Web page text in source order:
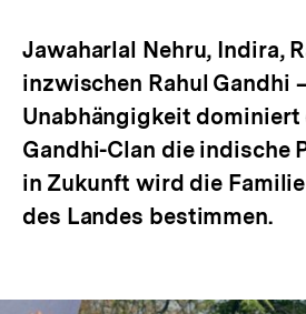
Jawaharlal Nehru, Indira,
inzwischen Rahul Gandhi
Unabhängigkeit dominiert
Gandhi-Clan die indische
in Zukunft wird die
des Landes bestimmen.